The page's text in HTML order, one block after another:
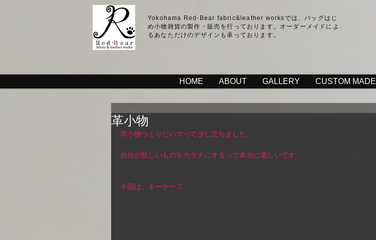
Yokohama Red-Bear fabric&leather worksでは、バッグはじ
め小物雑貨の製作・販売を行っております。オーダーメイドによ
るあなただけのデザインも承っております。
HOME ABOUT GALLERY CUSTOM MADE
革小物
革小物つくりにハマって少し立ちました。
自分が欲しいものをカタチにするって本当に楽しいです。
今回は、キーケース